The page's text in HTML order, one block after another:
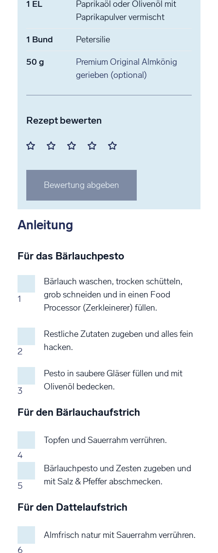
1 EL Paprikaöl oder Olivenöl mit
Paprikapulver vermischt
1 Bund Petersilie
50 g
Premium Original Almkönig
gerieben (optional)
Rezept bewerten
Mit
Stern
bewerten
Mit
Stern
bewerten
Mit
Stern
bewerten
Mit
Stern
bewerten
Mit
Stern
bewerten
Bewertung abgeben
Anleitung
Für das Bärlauchpesto
1
Bärlauch waschen, trocken schütteln,
grob schneiden und in einen Food
Processor (Zerkleinerer) füllen.
2
Restliche Zutaten zugeben und alles fein
hacken.
3
Pesto in saubere Gläser füllen und mit
Olivenöl bedecken.
Für den Bärlauchaufstrich
4
Topfen und Sauerrahm verrühren.
5
Bärlauchpesto und Zesten zugeben und
mit Salz & Pfeffer abschmecken.
Für den Dattelaufstrich
6
Almfrisch natur mit Sauerrahm verrühren.